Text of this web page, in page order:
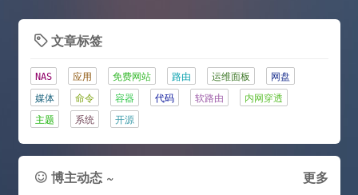
 文章标签
NAS 应用 免费网站 路由 运维面板
网盘
媒体
命令 容器 代码 软路由
内网穿透
主题
系统 开源
 博主动态 ~ 更多